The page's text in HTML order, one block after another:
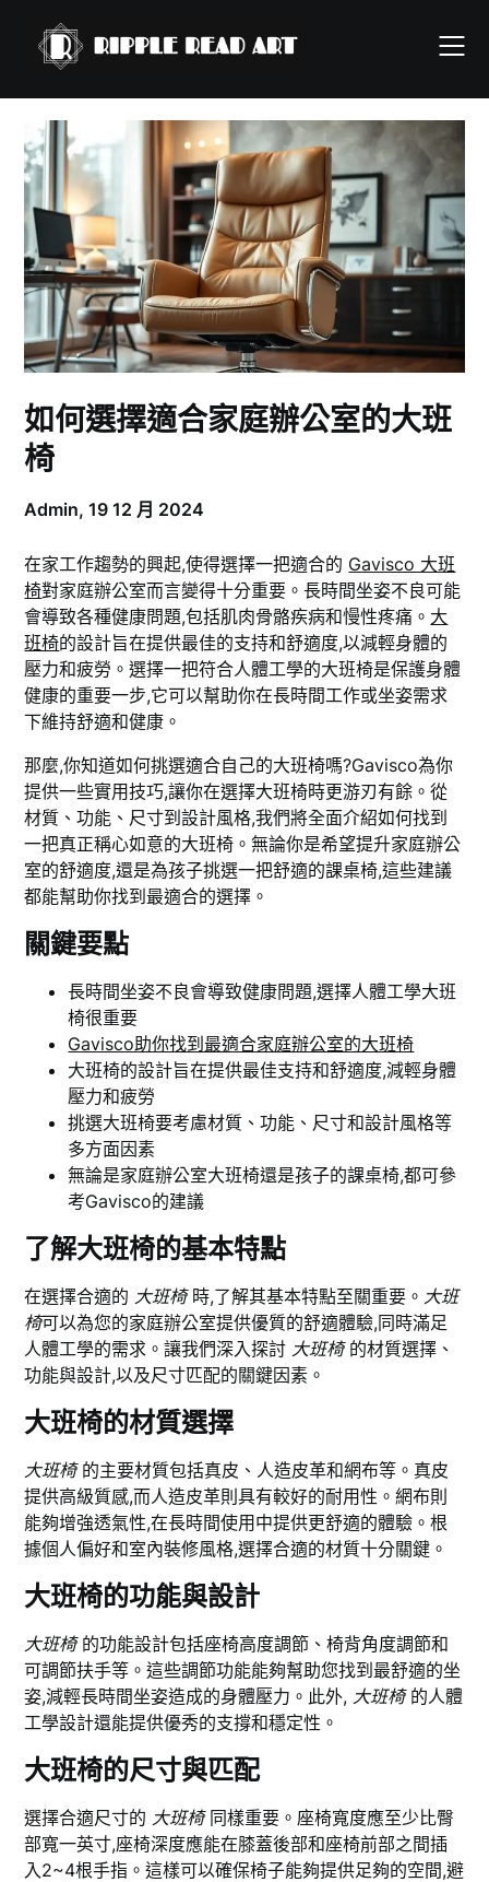
content
如何選擇適合家庭辦公室的大班
椅
Admin,19 12 月 2024
在家工作趨勢的興起,使得選擇一把適合的 Gavisco 大班
椅對家庭辦公室而言變得十分重要。長時間坐姿不良可能
會導致各種健康問題,包括肌肉骨骼疾病和慢性疼痛。 大
班椅的設計旨在提供最佳的支持和舒適度,以減輕身體的
壓力和疲勞。選擇一把符合人體工學的大班椅是保護身體
健康的重要一步,它可以幫助你在長時間工作或坐姿需求
下維持舒適和健康。
那麼,你知道如何挑選適合自己的大班椅嗎?Gavisco為你
提供一些實用技巧,讓你在選擇大班椅時更游刃有餘。從
材質、功能、尺寸到設計風格,我們將全面介紹如何找到
一把真正稱心如意的大班椅。無論你是希望提升家庭辦公
室的舒適度,還是為孩子挑選一把舒適的課桌椅,這些建議
都能幫助你找到最適合的選擇。
關鍵要點
長時間坐姿不良會導致健康問題,選擇人體工學大班
椅很重要
Gavisco助你找到最適合家庭辦公室的大班椅
大班椅的設計旨在提供最佳支持和舒適度,減輕身體
壓力和疲勞
挑選大班椅要考慮材質、功能、尺寸和設計風格等
多方面因素
無論是家庭辦公室大班椅還是孩子的課桌椅,都可參
考Gavisco的建議
了解大班椅的基本特點
在選擇合適的 大班椅時,了解其基本特點至關重要。 大班
椅可以為您的家庭辦公室提供優質的舒適體驗,同時滿足
人體工學的需求。讓我們深入探討 大班椅的材質選擇、
功能與設計,以及尺寸匹配的關鍵因素。
大班椅的材質選擇
大班椅的主要材質包括真皮、人造皮革和網布等。真皮
提供高級質感,而人造皮革則具有較好的耐用性。網布則
能夠增強透氣性,在長時間使用中提供更舒適的體驗。根
據個人偏好和室內裝修風格,選擇合適的材質十分關鍵。
大班椅的功能與設計
大班椅的功能設計包括座椅高度調節、椅背角度調節和
可調節扶手等。這些調節功能能夠幫助您找到最舒適的坐
姿,減輕長時間坐姿造成的身體壓力。此外, 大班椅的人體
工學設計還能提供優秀的支撐和穩定性。
大班椅的尺寸與匹配
選擇合適尺寸的 大班椅同樣重要。座椅寬度應至少比臀
部寬一英寸,座椅深度應能在膝蓋後部和座椅前部之間插
入2~4根手指。這樣可以確保椅子能夠提供足夠的空間,避